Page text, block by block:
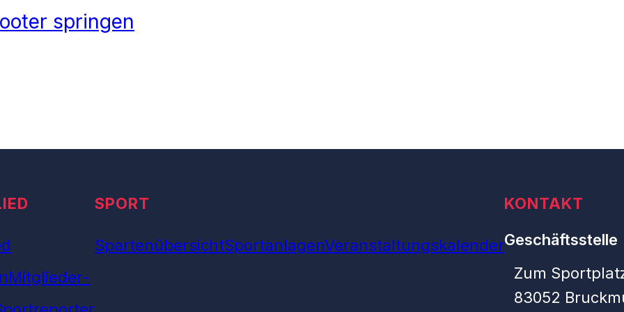
springen
Mitglieder-
SPORT
SpartenübersichtSportanlagenVeranstaltungskalender
KONTAKT
Geschäftsstelle
Zum
83052